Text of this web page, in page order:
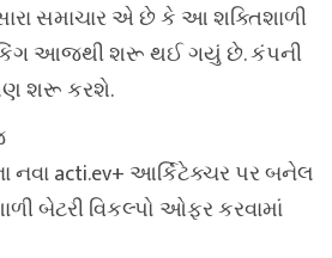
સમાચાર એ છે કે આ શક્તિશાળી
આજથી શરૂ થઈ ગયું છે. કંપની
પણ શરૂ કરશે.
નવા acti.ev+ આર્કિટેક્ચર પર બનેલ
બેટરી વિકલ્પો ઓફર કરવામાં